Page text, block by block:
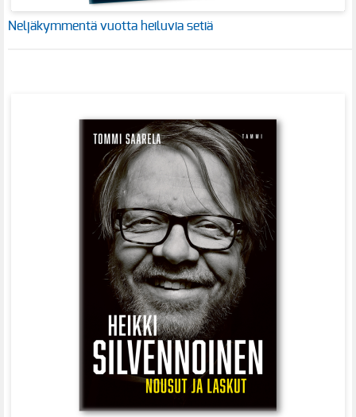
Neljäkymmentä vuotta heiluvia setiä